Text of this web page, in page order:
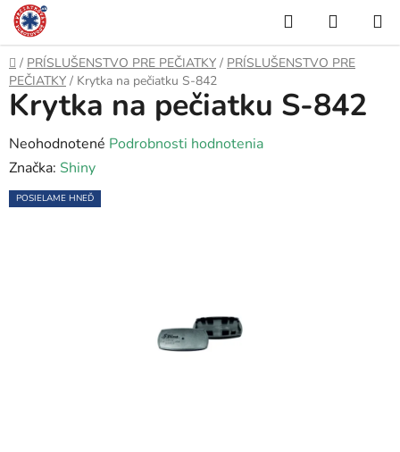
Prejsť
na
obsah
Hľadať
KOŠÍK
Domov
/ PRÍSLUŠENSTVO PRE PEČIATKY / PRÍSLUŠENSTVO PRE
PEČIATKY / Krytka na pečiatku S-842
Krytka na pečiatku S-842
Priemerné
hodnotenie
produktu
Neohodnotené Podrobnosti hodnotenia
Značka: Shiny
POSIELAME HNEĎ